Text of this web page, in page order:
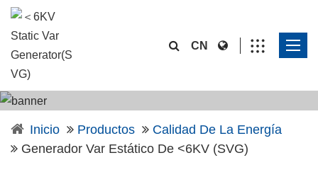
CN
Inicio Productos
Calidad De La Energía
Generador Var Estático De <6KV (SVG)